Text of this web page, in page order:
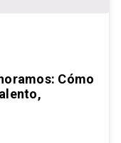
Cómo